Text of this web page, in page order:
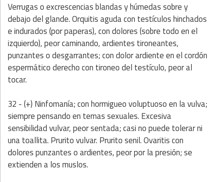
Verrugas o excrescencias blandas y húmedas sobre y
debajo del glande. Orquitis aguda con testículos hinchados
e indurados (por paperas), con dolores (sobre todo en el
izquierdo), peor caminando, ardientes tironeantes,
punzantes o desgarrantes; con dolor ardiente en el cordón
espermático derecho con tironeo del testículo, peor al
tocar.
32 - (+) Ninfomanía; con hormigueo voluptuoso en la vulva;
siempre pensando en temas sexuales. Excesiva
sensibilidad vulvar, peor sentada; casi no puede tolerar ni
una toallita. Prurito vulvar. Prurito senil. Ovaritis con
dolores punzantes o ardientes, peor por la presión; se
extienden a los muslos.